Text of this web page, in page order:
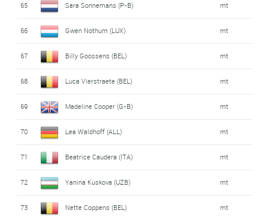
65 Sara Sonnemans (P-B) mt
66 Gwen Nothum (LUX) mt
67 Billy Goossens (BEL) mt
68 Luca Vierstraete (BEL) mt
69 Madeline Cooper (G-B) mt
70 Lea Waldhoff (ALL) mt
71 Beatrice Caudera (ITA) mt
72 Yanina Kuskova (UZB) mt
73 Nette Coppens (BEL) mt